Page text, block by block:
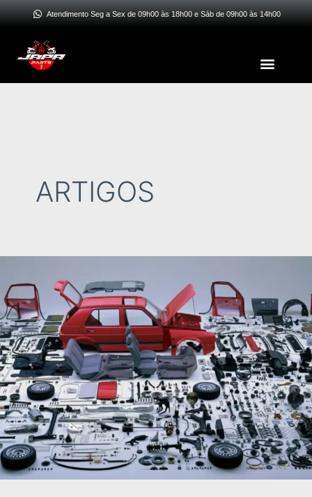
Ir
conteúdo
Atendimento Seg a Sex de 09h00 às 18h00 e Sáb de 09h00 às 14h00
Menu
ARTIGOS
Completo:
Como
Escolher
as
Melhores
Peças
Automotivas
Online